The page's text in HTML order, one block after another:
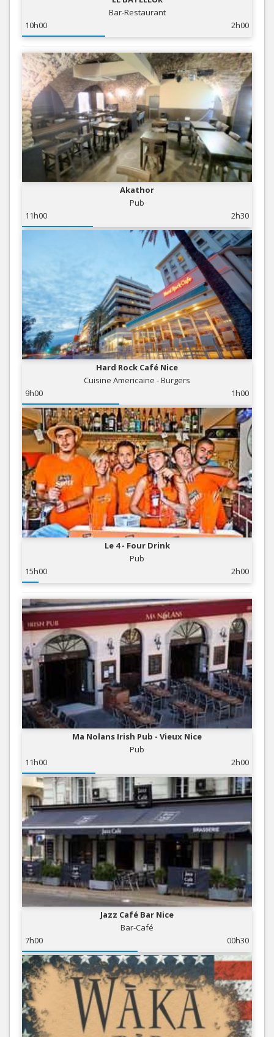
Bar-Restaurant
10h00
2h00
Akathor
Pub
11h00
2h30
Hard Rock Café Nice
Cuisine Americaine - Burgers
9h00
1h00
Le 4 - Four Drink
Pub
15h00
2h00
Ma Nolans Irish Pub - Vieux Nice
Pub
11h00
2h00
Jazz Café Bar Nice
Bar-Café
7h00
00h30